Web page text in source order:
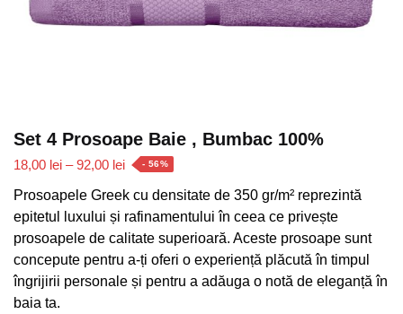
Set 4 Prosoape Baie , Bumbac 100%
18,00 lei – 92,00 leiInterval
prețuri:
18,00 lei
până
la
92,00 lei
- 56%
Prosoapele Greek cu densitate de 350 gr/m² reprezintă
epitetul luxului și rafinamentului în ceea ce privește
prosoapele de calitate superioară. Aceste prosoape sunt
concepute pentru a-ți oferi o experiență plăcută în timpul
îngrijirii personale și pentru a adăuga o notă de eleganță în
baia ta.